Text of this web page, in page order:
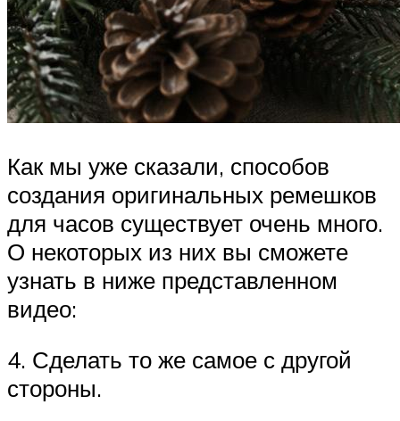
Как мы уже сказали, способов
создания оригинальных ремешков
для часов существует очень много.
О некоторых из них вы сможете
узнать в ниже представленном
видео:
4. Сделать то же самое с другой
стороны.